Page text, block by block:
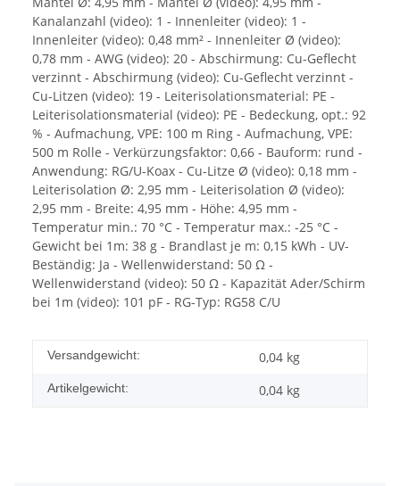
Kanalanzahl (video): 1 - Innenleiter (video): 1 -
Innenleiter (video): 0,48 mm² - Innenleiter Ø (video):
0,78 mm - AWG (video): 20 - Abschirmung: Cu-Geflecht
verzinnt - Abschirmung (video): Cu-Geflecht verzinnt -
Cu-Litzen (video): 19 - Leiterisolationsmaterial: PE -
Leiterisolationsmaterial (video): PE - Bedeckung, opt.: 92
% - Aufmachung, VPE: 100 m Ring - Aufmachung, VPE:
500 m Rolle - Verkürzungsfaktor: 0,66 - Bauform: rund -
Anwendung: RG/U-Koax - Cu-Litze Ø (video): 0,18 mm -
Leiterisolation Ø: 2,95 mm - Leiterisolation Ø (video):
2,95 mm - Breite: 4,95 mm - Höhe: 4,95 mm -
Temperatur min.: 70 °C - Temperatur max.: -25 °C -
Gewicht bei 1m: 38 g - Brandlast je m: 0,15 kWh - UV-
Beständig: Ja - Wellenwiderstand: 50 Ω -
Wellenwiderstand (video): 50 Ω - Kapazität Ader/Schirm
bei 1m (video): 101 pF - RG-Typ: RG58 C/U
Versandgewicht: 0,04 kg
Artikelgewicht: 0,04 kg